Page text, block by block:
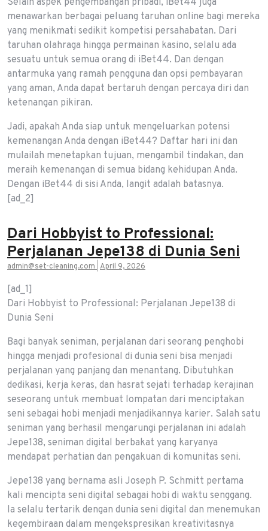
Selain aspek pengembangan pribadi, iBet44 juga
menawarkan berbagai peluang taruhan online bagi mereka
yang menikmati sedikit kompetisi persahabatan. Dari
taruhan olahraga hingga permainan kasino, selalu ada
sesuatu untuk semua orang di iBet44. Dan dengan
antarmuka yang ramah pengguna dan opsi pembayaran
yang aman, Anda dapat bertaruh dengan percaya diri dan
ketenangan pikiran.
Jadi, apakah Anda siap untuk mengeluarkan potensi
kemenangan Anda dengan iBet44? Daftar hari ini dan
mulailah menetapkan tujuan, mengambil tindakan, dan
meraih kemenangan di semua bidang kehidupan Anda.
Dengan iBet44 di sisi Anda, langit adalah batasnya.
[ad_2]
Dari Hobbyist to Professional:
Perjalanan Jepe138 di Dunia Seni
admin@set-cleaning.com April 9, 2026
[ad_1]
Dari Hobbyist to Professional: Perjalanan Jepe138 di
Dunia Seni
Bagi banyak seniman, perjalanan dari seorang penghobi
hingga menjadi profesional di dunia seni bisa menjadi
perjalanan yang panjang dan menantang. Dibutuhkan
dedikasi, kerja keras, dan hasrat sejati terhadap kerajinan
seseorang untuk membuat lompatan dari menciptakan
seni sebagai hobi menjadi menjadikannya karier. Salah satu
seniman yang berhasil mengarungi perjalanan ini adalah
Jepe138, seniman digital berbakat yang karyanya
mendapat perhatian dan pengakuan di komunitas seni.
Jepe138 yang bernama asli Joseph P. Schmitt pertama
kali mencipta seni digital sebagai hobi di waktu senggang.
Ia selalu tertarik dengan dunia seni digital dan menemukan
kegembiraan dalam mengekspresikan kreativitasnya